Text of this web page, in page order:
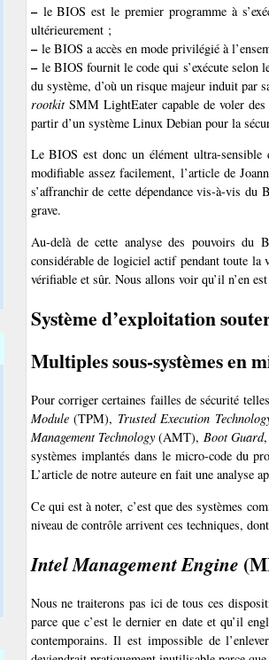
–le BIOS est le premier programme à
ultérieurement ;
–le BIOS a accès en mode privilégié à
–le BIOS fournit le code qui s’exécute selon
du système, d’où un risque majeur induit par
rootkitSMM LightEater capable de voler des
partir d’un système Linux Debian pour la
Le BIOS est donc un élément ultra-
modifiable assez facilement, l’article de
s’affranchir de cette dépendance vis-à-vis
grave.
Au-delà de cette analyse des pouvoirs du
considérable de logiciel actif pendant toute
vérifiable et sûr. Nous allons voir qu’il n’en
Système d’exploitation
Multiples sous-systèmes en
Pour corriger certaines failles de sécurité
Module(TPM), Trusted Execution
Management Technology(AMT), Boot Guard,
systèmes implantés dans le micro-code du
L’article de notre auteure en fait une analyse
Ce qui est à noter, c’est que des systèmes
niveau de contrôle arrivent ces techniques,
Intel Management Engine
Nous ne traiterons pas ici de tous ces
parce que c’est le dernier en date et qu’il
contemporains. Il est impossible de